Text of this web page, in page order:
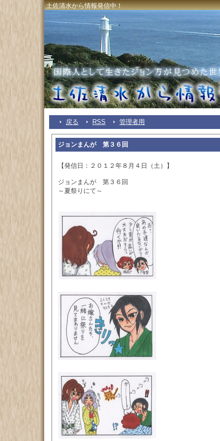
土佐清水から情報発信中！
戻る RSS 管理者用
ジョンまんが 第３６回
【発信日：２０１２年８月４日（土）】
ジョンまんが 第３６回
～夏祭りにて～